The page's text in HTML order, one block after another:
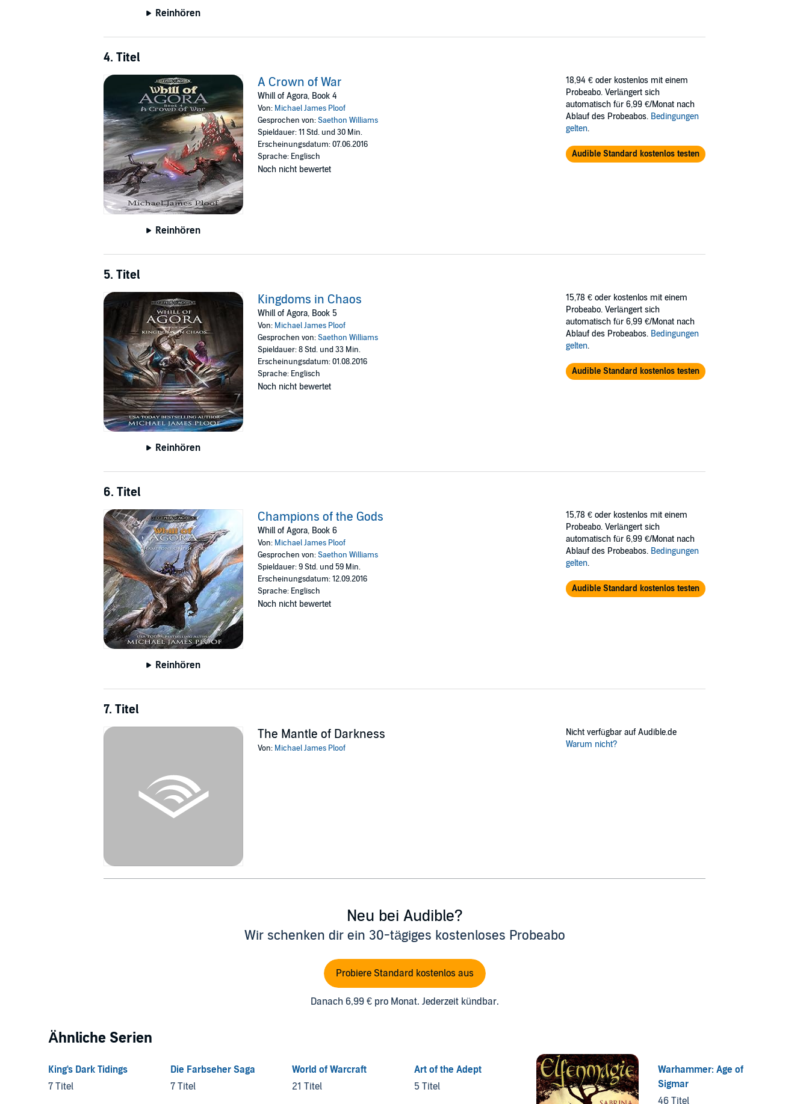
Reinhören
4. Titel
Reinhören
A Crown of War
Whill of Agora, Book 4
Von: Michael James Ploof
Gesprochen von:Saethon Williams
Spieldauer: 11 Std. und 30 Min.
Erscheinungsdatum: 07.06.2016
Sprache: Englisch
Noch nicht bewertet
18,94 € oder kostenlos mit einem
Probeabo. Verlängert sich
automatisch für 6,99 €/Monat nach
Ablauf des Probeabos. Bedingungen
gelten.
Audible Standard kostenlos testen
5. Titel
Reinhören
Kingdoms in Chaos
Whill of Agora, Book 5
Von: Michael James Ploof
Gesprochen von:Saethon Williams
Spieldauer: 8 Std. und 33 Min.
Erscheinungsdatum: 01.08.2016
Sprache: Englisch
Noch nicht bewertet
15,78 € oder kostenlos mit einem
Probeabo. Verlängert sich
automatisch für 6,99 €/Monat nach
Ablauf des Probeabos. Bedingungen
gelten.
Audible Standard kostenlos testen
6. Titel
Reinhören
Champions of the Gods
Whill of Agora, Book 6
Von: Michael James Ploof
Gesprochen von:Saethon Williams
Spieldauer: 9 Std. und 59 Min.
Erscheinungsdatum: 12.09.2016
Sprache: Englisch
Noch nicht bewertet
15,78 € oder kostenlos mit einem
Probeabo. Verlängert sich
automatisch für 6,99 €/Monat nach
Ablauf des Probeabos. Bedingungen
gelten.
Audible Standard kostenlos testen
7. Titel
The Mantle of Darkness
Von: Michael James Ploof
Nicht verfügbar auf Audible.de
Warum nicht?
Neu bei Audible?
Wir schenken dir ein 30-tägiges kostenloses Probeabo
Probiere Standard kostenlos aus
Danach 6,99 € pro Monat. Jederzeit kündbar.
Ähnliche Serien
King's Dark Tidings
7 Titel
Die Farbseher Saga
7 Titel
World of Warcraft
21 Titel
Art of the Adept
5 Titel
Warhammer: Age of
Sigmar
46 Titel